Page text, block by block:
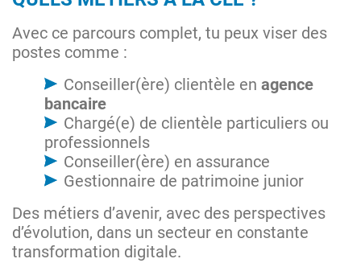
Avec ce parcours complet, tu peux viser des
postes comme :
Conseiller(ère) clientèle en agence
bancaire
Chargé(e) de clientèle particuliers ou
professionnels
Conseiller(ère) en assurance
Gestionnaire de patrimoine junior
Des métiers d’avenir, avec des perspectives
d’évolution, dans un secteur en constante
transformation digitale.